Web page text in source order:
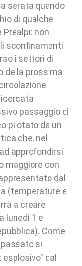
serata quando
di qualche
non
sconfinamenti
i settori di
della prossima
passaggio di
pilotato da un
che, nel
approfondirsi
maggiore con
dal
(temperature e
a creare
lunedì 1 e
Come
si
dal